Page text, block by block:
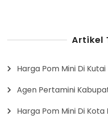
Artikel
Harga Pom Mini Di
Agen Pertamini
Harga Pom Mini Di